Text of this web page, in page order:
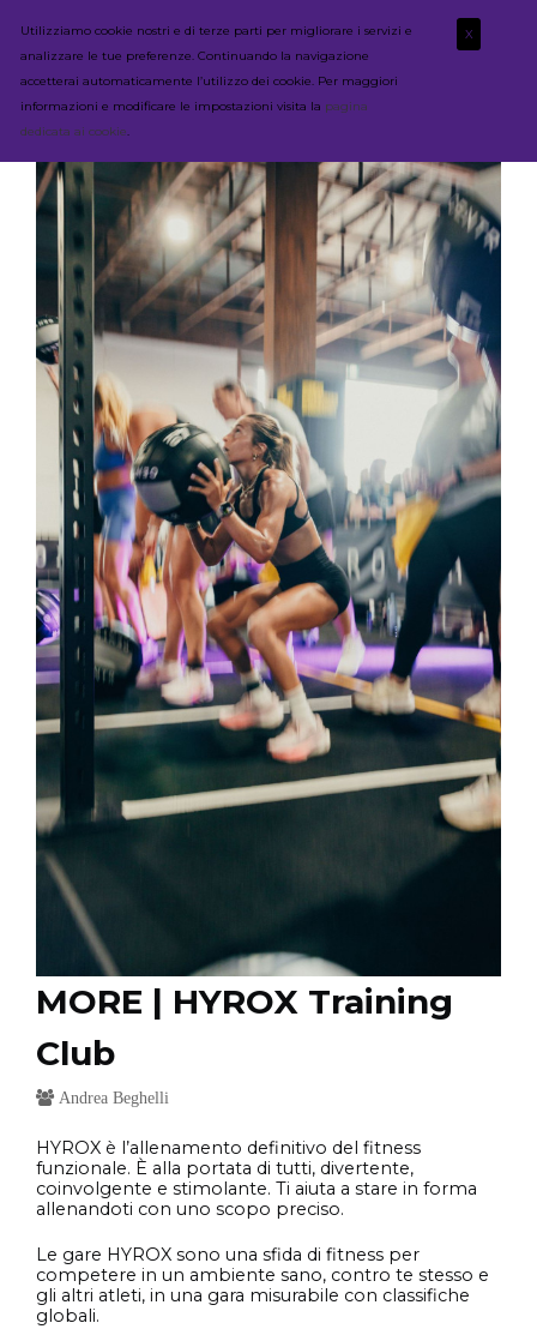
MORE | HYROX Training
Club
Andrea Beghelli
HYROX è l’allenamento definitivo del fitness
funzionale. È alla portata di tutti, divertente,
coinvolgente e stimolante. Ti aiuta a stare in forma
allenandoti con uno scopo preciso.
Le gare HYROX sono una sfida di fitness per
competere in un ambiente sano, contro te stesso e
gli altri atleti, in una gara misurabile con classifiche
globali.
Utilizziamo cookie nostri e di terze parti per migliorare i servizi e
analizzare le tue preferenze. Continuando la navigazione
accetterai automaticamente l’utilizzo dei cookie. Per maggiori
informazioni e modificare le impostazioni visita la pagina
dedicata ai cookie.
X